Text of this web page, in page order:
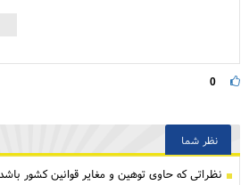
0
نظر شما
نظراتی كه حاوی توهین و مغایر قوانین کشور